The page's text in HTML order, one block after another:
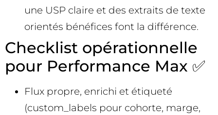
une USP claire et des extraits de texte
orientés bénéfices font la différence.
Checklist opérationnelle
pour Performance Max ✅
Flux propre, enrichi et étiqueté
(custom_labels pour cohorte, marge,